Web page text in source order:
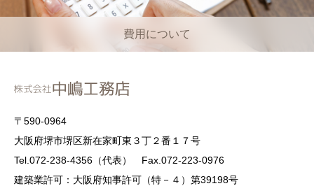
費用について
〒590-0964
大阪府堺市堺区新在家町東３丁２番１７号
Tel.072-238-4356（代表） Fax.072-223-0976
建築業許可：大阪府知事許可（特－４）第39198号